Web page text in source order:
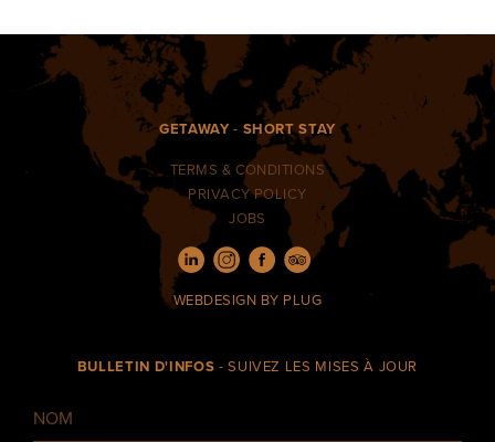
GETAWAY- SHORT STAY
TERMS & CONDITIONS
PRIVACY POLICY
JOBS
WEBDESIGN BY PLUG
BULLETIN D'INFOS - SUIVEZ LES MISES À JOUR